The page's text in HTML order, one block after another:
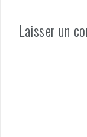
Laisser un